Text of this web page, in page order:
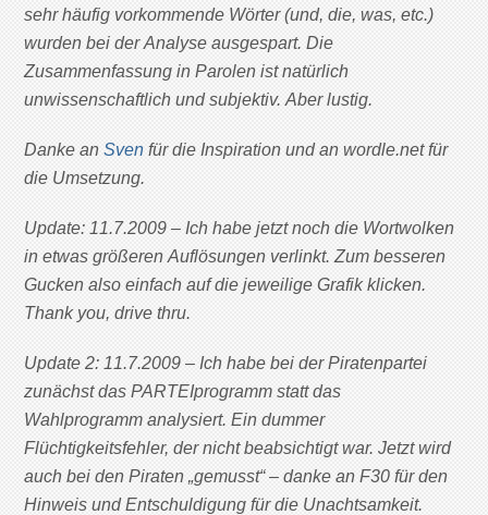
sehr häufig vorkommende Wörter (und, die, was, etc.)
wurden bei der Analyse ausgespart. Die
Zusammenfassung in Parolen ist natürlich
unwissenschaftlich und subjektiv. Aber lustig.
Danke anSven für die Inspiration und an wordle.net für
die Umsetzung.
Update: 11.7.2009 – Ich habe jetzt noch die Wortwolken
in etwas größeren Auflösungen verlinkt. Zum besseren
Gucken also einfach auf die jeweilige Grafik klicken.
Thank you, drive thru.
Update 2: 11.7.2009 – Ich habe bei der Piratenpartei
zunächst das PARTEIprogramm statt das
Wahlprogramm analysiert. Ein dummer
Flüchtigkeitsfehler, der nicht beabsichtigt war. Jetzt wird
auch bei den Piraten „gemusst“ – danke an F30 für den
Hinweis und Entschuldigung für die Unachtsamkeit.